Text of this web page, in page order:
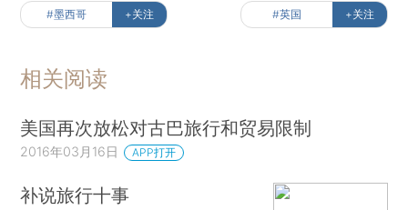
#墨西哥 +关注 #英国 +关注
相关阅读
美国再次放松对古巴旅行和贸易限制
2016年03月16日 APP打开
补说旅行十事